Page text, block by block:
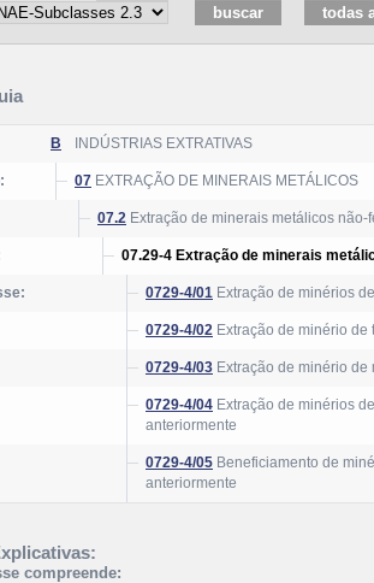
B INDÚSTRIAS EXTRATIVAS
07 EXTRAÇÃO DE MINERAIS METÁLICOS
07.2 Extração de minerais metálicos não-
07.29-4 Extração de minerais
0729-4/01 Extração de minérios
0729-4/02 Extração de minério de
0729-4/03 Extração de minério de
0729-4/04 Extração de minérios
anteriormente
0729-4/05 Beneficiamento de
anteriormente
compreende: